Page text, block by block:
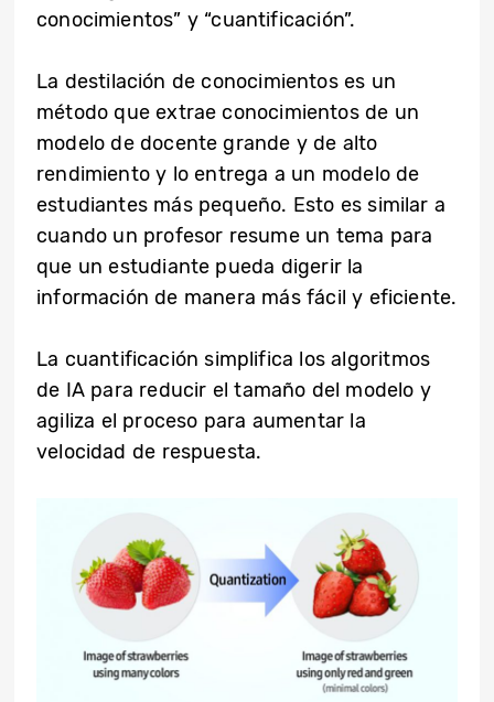
conocimientos” y “cuantificación”.
La destilación de conocimientos es un
método que extrae conocimientos de un
modelo de docente grande y de alto
rendimiento y lo entrega a un modelo de
estudiantes más pequeño. Esto es similar a
cuando un profesor resume un tema para
que un estudiante pueda digerir la
información de manera más fácil y eficiente.
La cuantificación simplifica los algoritmos
de IA para reducir el tamaño del modelo y
agiliza el proceso para aumentar la
velocidad de respuesta.